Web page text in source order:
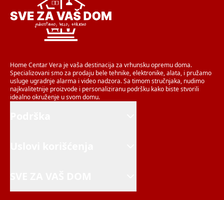
Home Centar Vera je vaša destinacija za vrhunsku opremu doma.
Specializovani smo za prodaju bele tehnike, elektronike, alata, i pružamo
usluge ugradnje alarma i video nadzora. Sa timom stručnjaka, nudimo
najkvalitetnije proizvode i personaliziranu podršku kako biste stvorili
idealno okruženje u svom domu.